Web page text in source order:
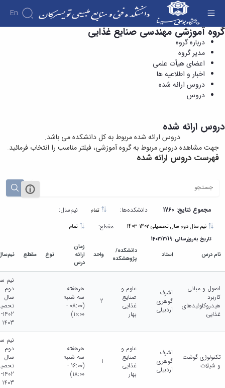
En
دانشکده
درباره
دانشکده
تاریخچه
ریاست
دانشکده
پیشین
آلبوم
عکس
اطلاعات
تماس
دانشکده
آموزشی
معاونت
پژوهشی
آموزش
آموزش
تقویم
آموزشی
دروس
شده
دوره
کارشناسی
فرم
ها
آئین
ها
پژوهش
پژوهش
اولویت
های
فرم
های
پژوهشی
کارگاه
ها
آزمایشگاه
نشریات
اساتید
اساتید
اساتید
بازنشسته
کارکنان
های
مهندسی
صنایع
غذایی
فناوری
اطلاعات
دروس ارائه شده - دانشکده فنی و منابع طبیعی
تویسرکان
گروه آموزشی مهندسی صنایع غذایی
درباره گروه
مدیر گروه
اعضای هیأت علمی
اخبار و اطلاعیه ها
دروس ارائه شده
دروس
دروس ارائه شده
دروس ارائه شده مربوط به کل دانشکده می باشد.
جهت مشاهده دروس مربوط به گروه آموزشی، فیلتر مناسب را انتخاب فرمائید.
فهرست دروس ارائه شده
مجموع نتایج: 1760 دانشکده‌ها: نیم‌سال:
مقطع: تمام
تاریخ به‌روزرسانی: 1403/3/19
نام درس استاد
دانشکده/
پژوهشکده
واحد
زمان
ارائه
درس
نوع مقطع
اصول و مبانی
کاربرد
هیدروکلوئیدهای
غذایی
اشرف
گوهری
اردبیلی
علوم و
صنایع
غذایی
بهار
2
هرهفته
سه شنبه
(08:00 -
10:00)
نیم
دوم
سال
1402-
1403
تکنولوژی گوشت
و شیلات
اشرف
گوهری
اردبیلی
علوم و
صنایع
غذایی
بهار
1
هرهفته
سه شنبه
(16:00 -
18:00)
نیم
دوم
سال
1402-
1403